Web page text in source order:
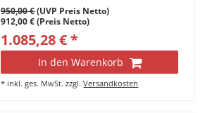
950,00 €(UVP Preis Netto)
912,00 € (Preis Netto)
1.085,28 € *
In den Warenkorb
* inkl. ges. MwSt. zzgl.Versandkosten